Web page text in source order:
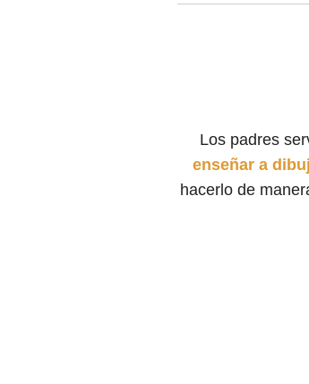
Los padres
enseñar a
hacerlo de